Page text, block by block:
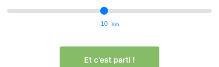
10 Km
Et c'est parti !